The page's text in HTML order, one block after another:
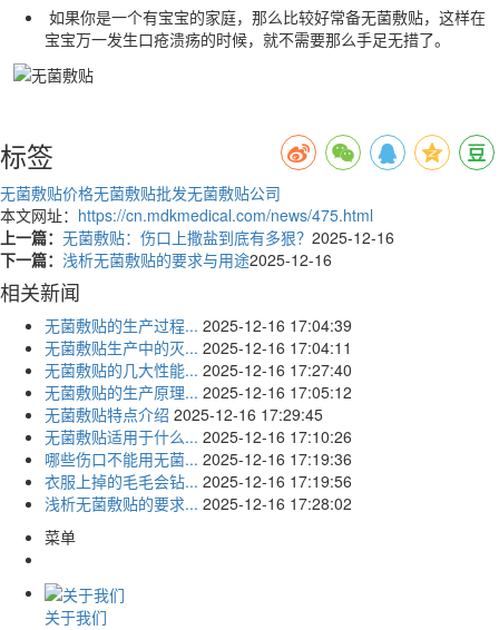
如果你是一个有宝宝的家庭，那么比较好常备无菌敷贴，这样在
宝宝万一发生口疮溃疡的时候，就不需要那么手足无措了。
标签
无菌敷贴价格无菌敷贴批发无菌敷贴公司
本文网址： https://cn.mdkmedical.com/news/475.html
上一篇： 无菌敷贴：伤口上撒盐到底有多狠？ 2025-12-16
下一篇： 浅析无菌敷贴的要求与用途2025-12-16
相关新闻
无菌敷贴的生产过程... 2025-12-16 17:04:39
无菌敷贴生产中的灭... 2025-12-16 17:04:11
无菌敷贴的几大性能... 2025-12-16 17:27:40
无菌敷贴的生产原理... 2025-12-16 17:05:12
无菌敷贴特点介绍 2025-12-16 17:29:45
无菌敷贴适用于什么... 2025-12-16 17:10:26
哪些伤口不能用无菌... 2025-12-16 17:19:36
衣服上掉的毛毛会钻... 2025-12-16 17:19:56
浅析无菌敷贴的要求... 2025-12-16 17:28:02
菜单
关于我们